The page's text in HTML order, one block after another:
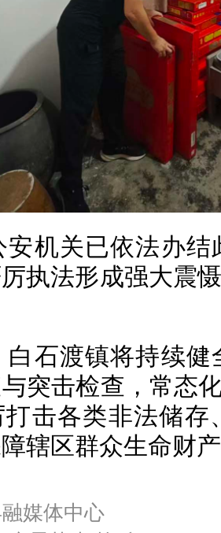
安机关已依法办
执法形成强大震
白石渡镇将持续
突击检查，常态
击各类非法储
辖区群众生命财
媒体中心